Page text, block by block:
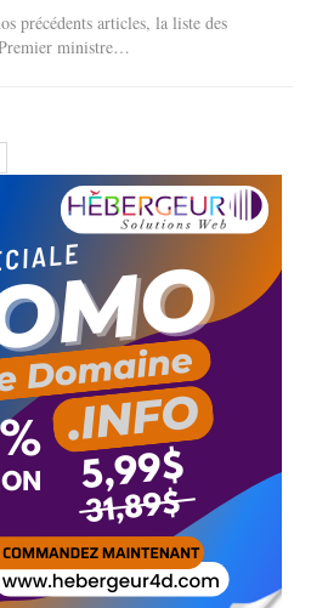
précédents articles, la liste des
ministre…